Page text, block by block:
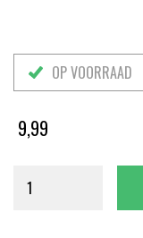
OP VOORRAAD
9,99